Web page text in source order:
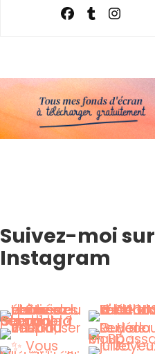
Suivez-moi sur
Instagram